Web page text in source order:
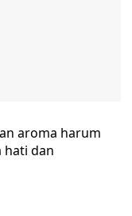
aroma harum
hati dan